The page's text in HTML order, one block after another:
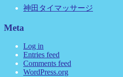
神田タイマッサージ
Meta
Log in
Entries feed
Comments feed
WordPress.org